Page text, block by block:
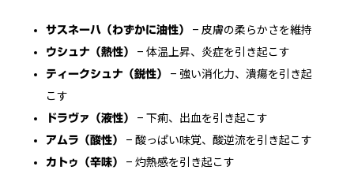
サスネーハ（わずかに油性） – 皮膚の柔らかさを維持
ウシュナ（熱性） – 体温上昇、炎症を引き起こす
ティークシュナ（鋭性）
– 強い消化力、潰瘍を引き起
こす
ドラヴァ（液性） – 下痢、出血を引き起こす
アムラ（酸性） – 酸っぱい味覚、酸逆流を引き起こす
カトゥ（辛味） – 灼熱感を引き起こす